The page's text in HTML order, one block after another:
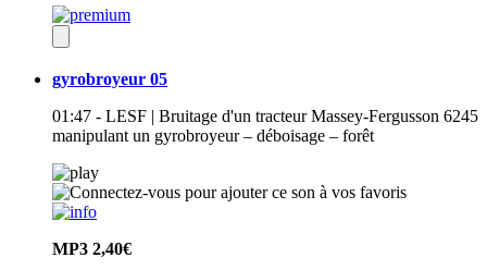
gyrobroyeur 05
01:47 - LESF | Bruitage d'un tracteur Massey-Fergusson 6245
manipulant un gyrobroyeur – déboisage – forêt
MP3 2,40€